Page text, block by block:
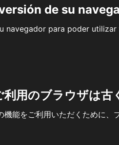
de su
navegador para poder
用のブラウザは古
能をご利用いただくために、